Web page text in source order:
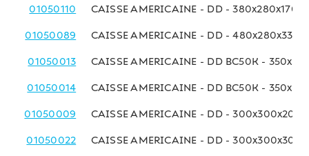
01050110 CAISSE AMERICAINE - DD - 380x280x170
01050089 CAISSE AMERICAINE - DD - 480x280x330
01050013 CAISSE AMERICAINE - DD BC50K -
01050014 CAISSE AMERICAINE - DD BC50K -
01050009 CAISSE AMERICAINE - DD - 300x300x200
01050022 CAISSE AMERICAINE - DD - 300x300x300